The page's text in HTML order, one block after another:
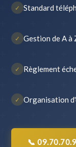
✓ Standard
✓ Gestion de A à
✓ Règlement
✓ Organisation
📞